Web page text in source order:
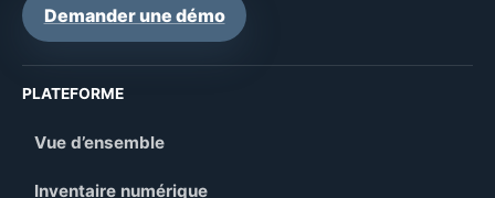
Demander une démo
PLATEFORME
Vue d’ensemble
Inventaire numérique